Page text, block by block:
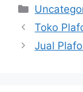
Toko
Jual